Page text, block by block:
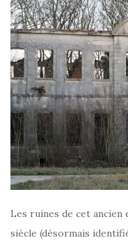
Les ruines de cet ancien
siècle (désormais